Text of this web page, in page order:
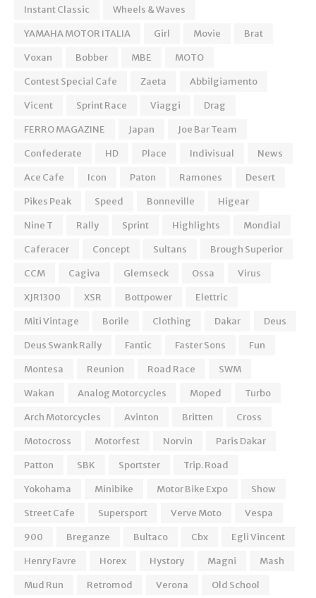
Instant Classic
Wheels & Waves
YAMAHA MOTOR ITALIA
Girl Movie
Brat
Voxan
Bobber MBE
MOTO
Contest Special Cafe
Zaeta
Abbilgiamento
Vicent
Sprint Race Viaggi
Drag
FERRO MAGAZINE
Japan
Joe Bar Team
Confederate
HD Place Indivisual
News
Ace Cafe
Icon Paton Ramones
Desert
Pikes Peak
Speed Bonneville
Higear
Nine T
Rally Sprint Highlights
Mondial
Caferacer
Concept Sultans
Brough Superior
CCM
Cagiva Glemseck Ossa
Virus
XJR1300
XSR Bottpower
Elettric
Miti Vintage
Borile Clothing Dakar
Deus
Deus Swank Rally
Fantic Faster Sons
Fun
Montesa
Reunion Road Race
SWM
Wakan
Analog Motorcycles Moped
Turbo
Arch Motorcycles
Avinton Britten
Cross
Motocross
Motorfest Norvin
Paris Dakar
Patton
SBK Sportster
Trip. Road
Yokohama
Minibike Motor Bike Expo
Show
Street Cafe
Supersport Verve Moto
Vespa
900
Breganze Bultaco Cbx
Egli Vincent
Henry Favre
Horex Hystory Magni
Mash
Mud Run
Retromod Verona Old School